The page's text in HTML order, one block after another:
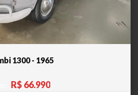
1300 - 1965
R$ 66.990